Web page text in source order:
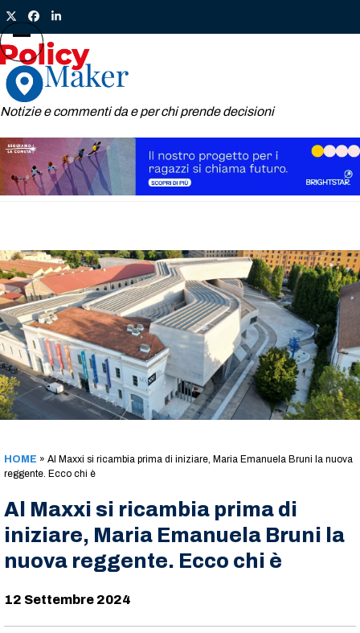
Skip
to
content
TwitterFacebook
LinkedIn
Notizie e commenti da e per chi prende decisioni
Open
mobile
menu
Close
mobile
menu
HOME » Al Maxxi si ricambia prima di iniziare, Maria Emanuela Bruni la nuova
reggente. Ecco chi è
Al Maxxi si ricambia prima di
iniziare, Maria Emanuela Bruni la
nuova reggente. Ecco chi è
12 Settembre 2024